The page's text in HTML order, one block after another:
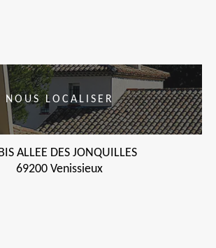
NOUS LOCALISER
ALLEE DES JONQUILLES
69200 Venissieux